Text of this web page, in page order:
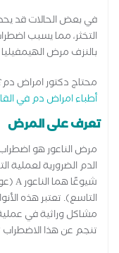
في بعض الحالات قد
التخثر، مما يسبب
بالنزف مرض
محتاج دكتور امراض
أطباء امراض دم في
تعرف على المرض
مرض الناعور هو
الدم الضرورية لعملية
التاسع). تعتبر هذه
مشاكل وراثية في عملية
تنجم عن هذا الاضطراب